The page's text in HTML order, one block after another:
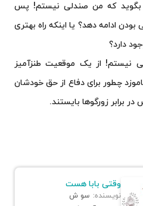
که من صندلی نیستم! پس
ادامه دهد؟ یا اینکه راه بهتری
دارد؟
نیستم! از یک موقعیت طنزآمیز
چطور برای دفاع از حق خودشان
برابر زورگوها بایستند.
وقتی بابا هست
نویسنده: سو ش